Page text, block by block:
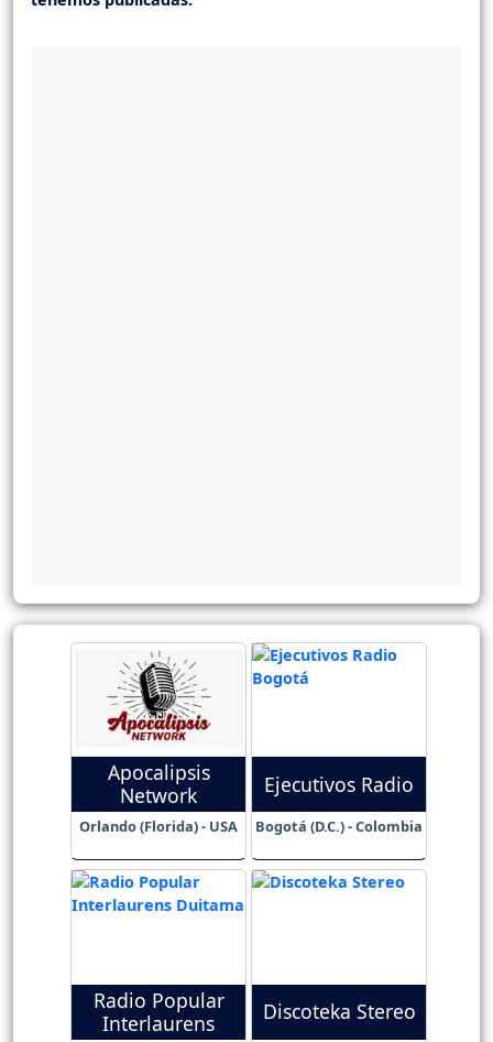
Apocalipsis
Network
Orlando (Florida) - USA
Ejecutivos Radio
Bogotá (D.C.) - Colombia
Radio Popular
Interlaurens
Discoteka Stereo